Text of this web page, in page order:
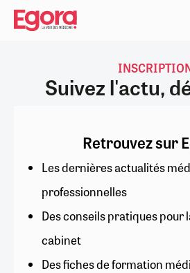
Aller
contenu
Suivez l'actu,
Retrouvez sur
Les dernières actualités
professionnelles
Des conseils pratiques pour
cabinet
Des fiches de formation